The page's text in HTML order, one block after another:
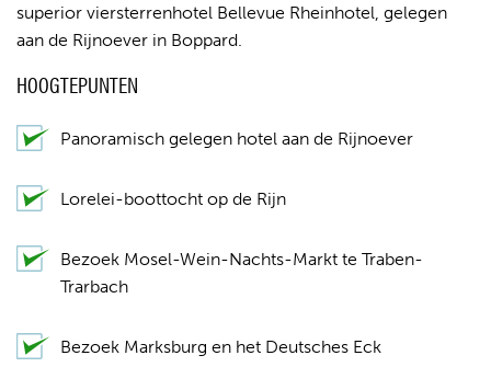
superior viersterrenhotel Bellevue Rheinhotel, gelegen
aan de Rijnoever in Boppard.
HOOGTEPUNTEN
Panoramisch gelegen hotel aan de Rijnoever
Lorelei-boottocht op de Rijn
Bezoek Mosel-Wein-Nachts-Markt te Traben-
Trarbach
Bezoek Marksburg en het Deutsches Eck